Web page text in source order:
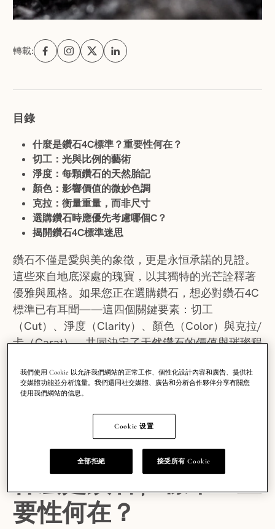
轉載:
目錄
什麼是鑽石4C標準？重要性何在？
切工：光與比例的藝術
淨度：每顆鑽石的天然胎記
顏色：影響價值的微妙色調
克拉：衡量重量，而非尺寸
選購鑽石時應優先考慮哪個C？
揭開鑽石4C標準迷思
鑽石不僅是愛與美的象徵，更是永恒承諾的見證。
這些來自地底深處的瑰寶，以其獨特的光芒詮釋著
優雅與風格。如果您正在選購鑽石，想必對鑽石4C
標準已有耳聞——這四個關鍵要素：切工
（Cut）、淨度（Clarity）、顏色（Color）與克拉/
卡（Carat），共同決定了天然鑽石的價值與璀璨程
若您對4C標準的專業術語感到困惑，或對各式鑽石
您從專業視角鑑賞鑽石之美，助您作出最契合心意
什麼是鑽石4C標準？重
要性何在？
我們使用 Cookie 以允許我們網站的正常工作、個性化設計內容和廣告、提供社
交媒體功能並分析流量。我們還同社交媒體、廣告和分析合作夥伴分享有關您
使用我們網站的信息。
Cookie 设置
全部拒絕 接受所有 Cookie